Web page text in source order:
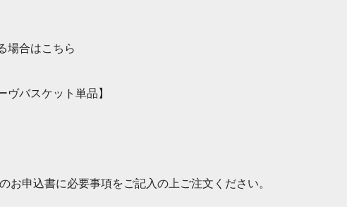
場合はこちら
ヴバスケット単品】
お申込書に必要事項をご記入の上ご注文ください。